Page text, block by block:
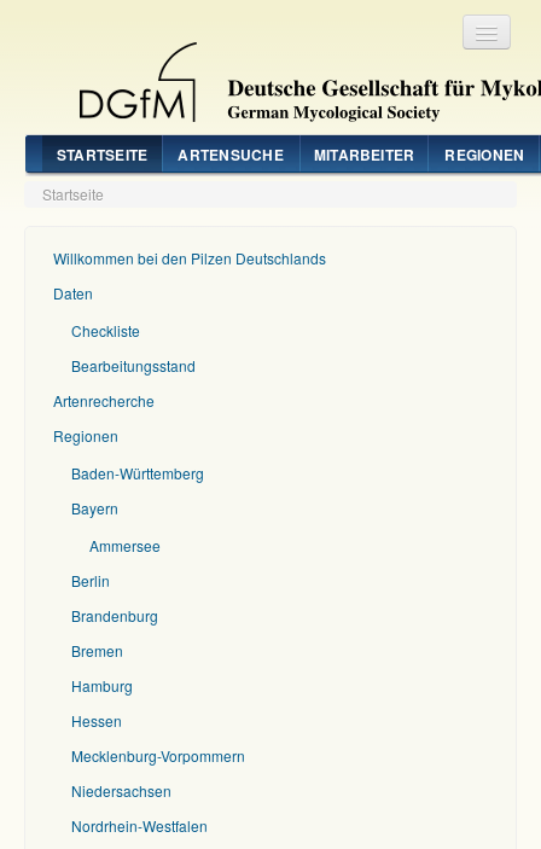
STARTSEITE ARTENSUCHE MITARBEITER REGIONEN
Startseite
Willkommen bei den Pilzen Deutschlands
Daten
Checkliste
Bearbeitungsstand
Artenrecherche
Regionen
Baden-Württemberg
Bayern
Ammersee
Berlin
Brandenburg
Bremen
Hamburg
Hessen
Mecklenburg-Vorpommern
Niedersachsen
Nordrhein-Westfalen